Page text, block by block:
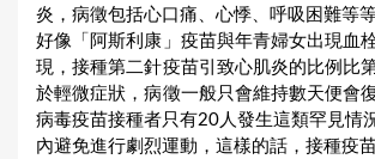
炎，病徵包括心口痛、心悸、呼吸困難等
好像「阿斯利康」疫苗與年青婦女出現血
現，接種第二針疫苗引致心肌炎的比例比
於輕微症狀，病徵一般只會維持數天便會
病毒疫苗接種者只有20人發生這類罕見情
內避免進行劇烈運動，這樣的話，接種疫